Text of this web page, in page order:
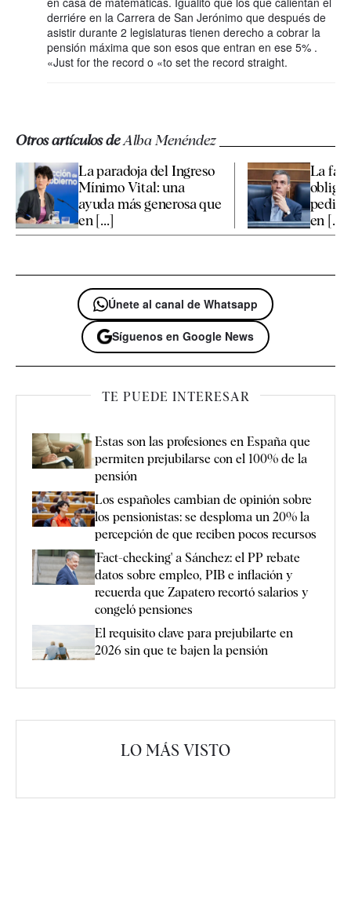
derriére en la Carrera de San Jerónimo que después de
asistir durante 2 legislaturas tienen derecho a cobrar la
pensión máxima que son esos que entran en ese 5% .
«Just for the record o «to set the record straight.
Otros artículos deAlba Menéndez
La paradoja del Ingreso
Mínimo Vital: una
ayuda más generosa que
en [...]
La
obliga
pedir
en [...]
Únete al canal de Whatsapp
Síguenos en Google News
TE PUEDE INTERESAR
Estas son las profesiones en España que
permiten prejubilarse con el 100% de la
pensión
Los españoles cambian de opinión sobre
los pensionistas: se desploma un 20% la
percepción de que reciben pocos recursos
'Fact-checking' a Sánchez: el PP rebate
datos sobre empleo, PIB e inflación y
recuerda que Zapatero recortó salarios y
congeló pensiones
El requisito clave para prejubilarte en
2026 sin que te bajen la pensión
LO MÁS VISTO